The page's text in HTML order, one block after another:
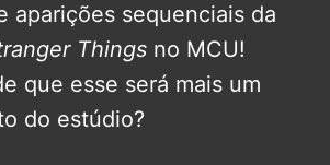
aparições sequenciais da
Things no MCU!
que esse será mais um
do estúdio?